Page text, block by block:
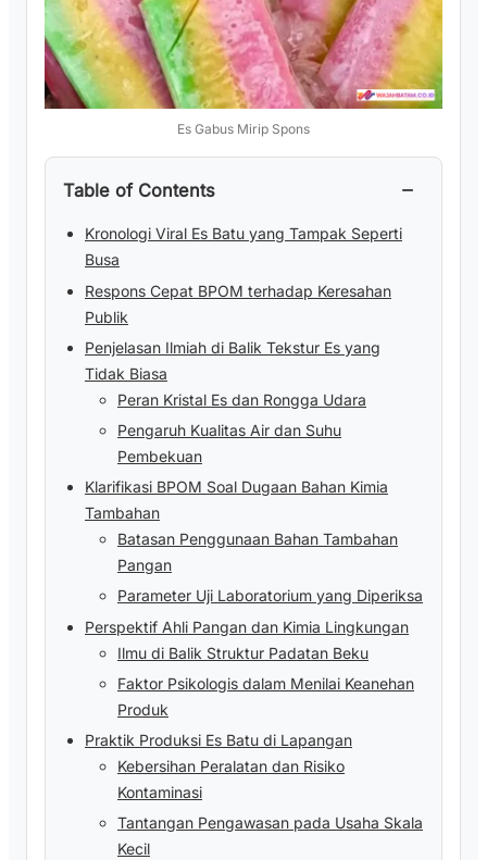
Es Gabus Mirip Spons
Table of Contents −
Kronologi Viral Es Batu yang Tampak Seperti
Busa
Respons Cepat BPOM terhadap Keresahan
Publik
Penjelasan Ilmiah di Balik Tekstur Es yang
Tidak Biasa
Peran Kristal Es dan Rongga Udara
Pengaruh Kualitas Air dan Suhu
Pembekuan
Klarifikasi BPOM Soal Dugaan Bahan Kimia
Tambahan
Batasan Penggunaan Bahan Tambahan
Pangan
Parameter Uji Laboratorium yang Diperiksa
Perspektif Ahli Pangan dan Kimia Lingkungan
Ilmu di Balik Struktur Padatan Beku
Faktor Psikologis dalam Menilai Keanehan
Produk
Praktik Produksi Es Batu di Lapangan
Kebersihan Peralatan dan Risiko
Kontaminasi
Tantangan Pengawasan pada Usaha Skala
Kecil